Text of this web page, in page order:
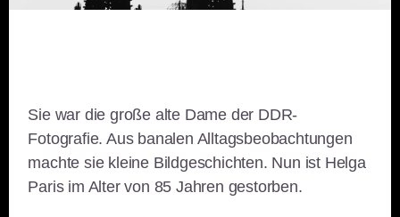
Sie war die große alte Dame der DDR-
Fotografie. Aus banalen Alltagsbeobachtungen
machte sie kleine Bildgeschichten. Nun ist Helga
Paris im Alter von 85 Jahren gestorben.